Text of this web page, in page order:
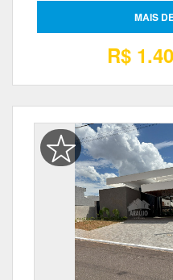
MAIS
R$